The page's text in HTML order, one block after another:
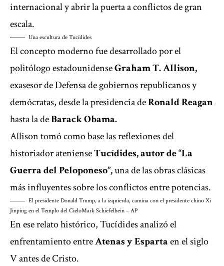
internacional y abrir la puerta a conflictos de gran
escala.
Una escultura de Tucídides
El concepto moderno fue desarrollado por el
politólogo estadounidenseGraham T. Allison,
exasesor de Defensa de gobiernos republicanos y
demócratas, desde la presidencia deRonald Reagan
hasta la deBarack Obama.
Allison tomó como base las reflexiones del
historiador atenienseTucídides, autor de “La
Guerra del Peloponeso”,una de las obras clásicas
más influyentes sobre los conflictos entre potencias.
El presidente Donald Trump, a la izquierda, camina con el presidente chino Xi
Jinping en el Templo del CieloMark Schiefelbein – AP
En ese relato histórico, Tucídides analizó el
enfrentamiento entreAtenas y Espartaen el siglo
V antes de Cristo.